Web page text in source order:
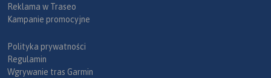
Reklama w Traseo
Kampanie promocyjne
Polityka prywatności
Regulamin
Wgrywanie tras Garmin